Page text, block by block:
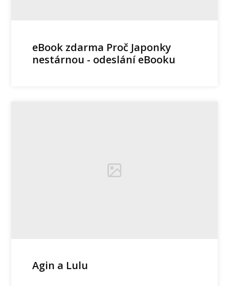
eBook zdarma Proč Japonky
nestárnou - odeslání eBooku
Agin a Lulu